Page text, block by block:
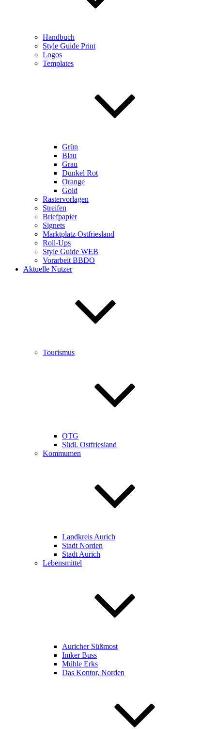
Handbuch
Style Guide Print
Logos
Templates
Grün
Blau
Grau
Dunkel Rot
Orange
Gold
Rastervorlagen
Streifen
Briefpapier
Signets
Marktplatz Ostfriesland
Roll-Ups
Style Guide WEB
Vorarbeit BBDO
Aktuelle Nutzer
Tourismus
OTG
Südl. Ostfriesland
Kommumen
Landkreis Aurich
Stadt Norden
Stadt Aurich
Lebensmittel
Auricher Süßmost
Imker Buss
Mühle Erks
Das Kontor, Norden